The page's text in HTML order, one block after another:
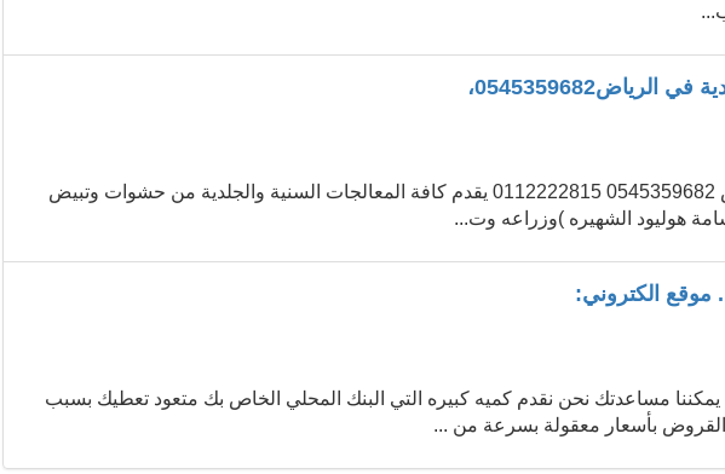
مجمع اروكا لطب الاسنان والجلدية في الرياض 0545359682 0112222815 يقدم كافة المعالجات السنية والجلدية من حشوات وتبيض
هوليود الشهيره )وزراعه وت...
الكتروني:
مساعدتك نحن نقدم كميه كبيره التي البنك المحلي الخاص بك متعود تعطيك بسبب
القروض بأسعار معقولة بسرعة من ...